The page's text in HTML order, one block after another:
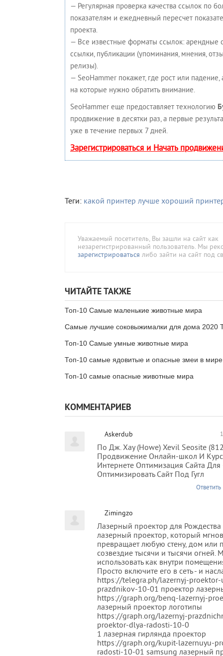
— Регулярная проверка качества ссылок по
показателям и ежедневный пересчет
проекта.
— Все известные форматы ссылок: арендные
ссылки, публикации (упоминания, мнения,
релизы).
— SeoHammer покажет, где рост или падение,
на которые нужно обратить внимание.
SeoHammer еще предоставляет технологию
продвижение в десятки раз, а первые
уже в течение первых 7 дней.
Зарегистрироваться и Начать
Теги: какой принтер лучше хороший
Уважаемый посетитель, Вы зашли на сайт как
незарегистрированный пользователь. Мы
зарегистрироваться либо зайти на сайт под
ЧИТАЙТЕ ТАКЖЕ
Топ-10 Самые маленькие животные мира
Самые лучшие соковыжималки для дома 2020
Топ-10 Самые умные животные мира
Топ-10 самые ядовитые и опасные змеи в мире
Топ-10 самые опасные животные мира
КОММЕНТАРИЕВ
Askerdub
По Дж. Хау (Howe) Xevil Seosite
Продвижение Онлайн-школ И
Интернете Оптимизация Сайта Для
Оптимизировать Сайт Под Гугл
Ответить
Zimingzo
Лазерный проектор для
лазерный проектор, который
превращает любую стену, дом или
созвездие тысячи и тысячи огней.
использовать как внутри
Просто включите его в сеть - и
https://telegra.ph/lazernyj-
prazdnikov-10-01 проектор
https://graph.org/benq-lazernyj-
лазерный проектор логотипы
https://graph.org/lazernyj-
proektor-dlya-radosti-10-0
1 лазерная гирлянда проектор
https://graph.org/kupit-lazernuyu-
radosti-10-01 samsung лазерный